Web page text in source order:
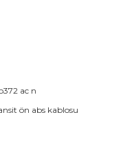
yapın!
ve diğer
ac n
ön abs kablosu